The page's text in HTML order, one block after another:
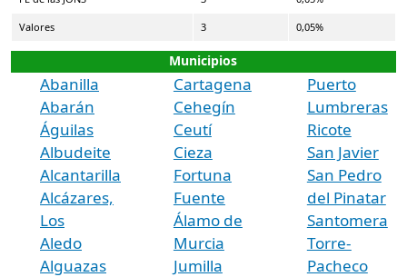
Valores 3 0,05%
Municipios
Abanilla
Abarán
Águilas
Albudeite
Alcantarilla
Alcázares,
Los
Aledo
Alguazas
Cartagena
Cehegín
Ceutí
Cieza
Fortuna
Fuente
Álamo de
Murcia
Jumilla
Puerto
Lumbreras
Ricote
San Javier
San Pedro
del Pinatar
Santomera
Torre-
Pacheco